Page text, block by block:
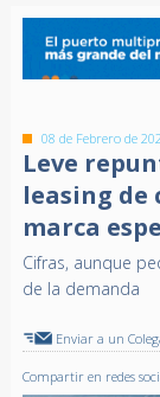
08 de Febrero de
Leve
leasing de
marca
Cifras, aunque
de la demanda
Enviar a un
Compartir en redes